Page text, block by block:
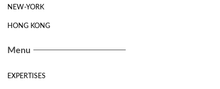
NEW-YORK
HONG KONG
Menu
EXPERTISES